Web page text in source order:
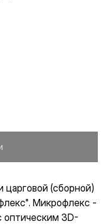
(сборной)
Микрофлекс -
оптическим 3D-